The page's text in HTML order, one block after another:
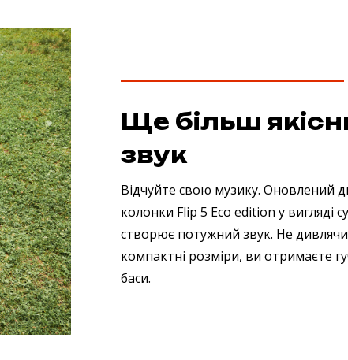
Ще більш
звук
Відчуйте свою музику. Оновлений
колонки Flip 5 Eco edition у вигляді
створює потужний звук. Не
компактні розміри, ви отримаєте
баси.